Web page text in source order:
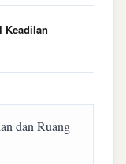
Keadilan